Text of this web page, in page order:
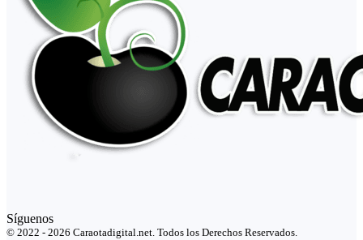
Síguenos
© 2022 - 2026 Caraotadigital.net. Todos los Derechos Reservados.